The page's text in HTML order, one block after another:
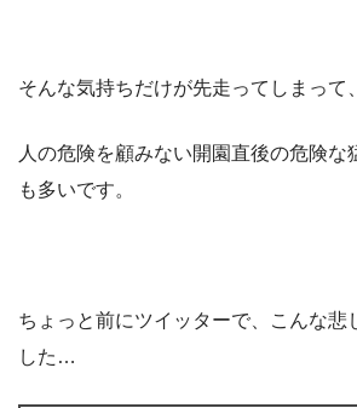
そんな気持ちだけが先走ってしまって、
人の危険を顧みない開園直後の危険な
も多いです。
ちょっと前にツイッターで、こんな悲
した…